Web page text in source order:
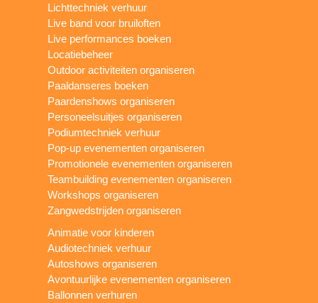
Lichttechniek verhuur
Live band voor bruiloften
Live performances boeken
Locatiebeheer
Outdoor activiteiten organiseren
Paaldanseres boeken
Paardenshows organiseren
Personeelsuitjes organiseren
Podiumtechniek verhuur
Pop-up evenementen organiseren
Promotionele evenementen organiseren
Teambuilding evenementen organiseren
Workshops organiseren
Zangwedstrijden organiseren
Animatie voor kinderen
Audiotechniek verhuur
Autoshows organiseren
Avontuurlijke evenementen organiseren
Ballonnen verhuren